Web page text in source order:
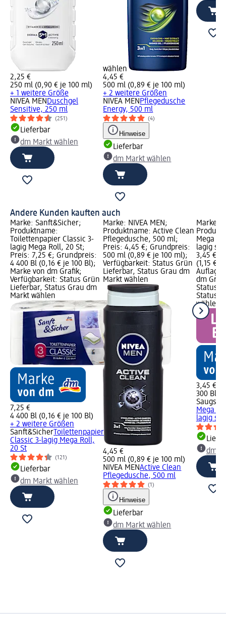
2,25 €
250 ml (0,90 € je 100 ml)
+ 1 weitere Größe
NIVEA MEN Duschgel
Sensitive, 250 ml
(251)
Lieferbar
dm Markt wählen
wählen
4,45 €
500 ml (0,89 € je 100 ml)
+ 2 weitere Größen
NIVEA MEN Pflegedusche
Energy, 500 ml
(4)
Hinweise
Lieferbar
dm Markt wählen
Andere Kunden kauften auch
Marke: Sanft&Sicher;
Produktname:
Toilettenpapier Classic 3-
lagig Mega Roll, 20 St;
Preis: 7,25 €; Grundpreis:
4 400 Bl (0,16 € je 100 Bl);
Marke von dm Grafik;
Verfügbarkeit: Status Grün
Lieferbar, Status Grau dm
Markt wählen
7,25 €
4 400 Bl (0,16 € je 100 Bl)
+ 2 weitere Größen
Sanft&Sicher Toilettenpapier
Classic 3-lagig Mega Roll,
20 St
(121)
Lieferbar
dm Markt wählen
Marke: NIVEA MEN;
Produktname: Active Clean
Pflegedusche, 500 ml;
Preis: 4,45 €; Grundpreis:
500 ml (0,89 € je 100 ml);
Verfügbarkeit: Status Grün
Lieferbar, Status Grau dm
Markt wählen
4,45 €
500 ml (0,89 € je 100 ml)
NIVEA MENActive Clean
Pflegedusche, 500 ml
(1)
Hinweise
Lieferbar
dm Markt wählen
Marke:
Mega
lagig
3,45 €;
(1,15 €
Auflage
dm
Status
Status
wählen
3,45 €
300 Bl
Mega
lagig
dm